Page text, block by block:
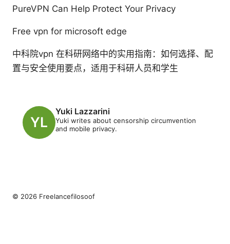
PureVPN Can Help Protect Your Privacy
Free vpn for microsoft edge
中科院vpn 在科研网络中的实用指南：如何选择、配
置与安全使用要点，适用于科研人员和学生
Yuki Lazzarini
Yuki writes about censorship circumvention
and mobile privacy.
© 2026 Freelancefilosoof